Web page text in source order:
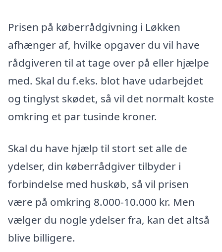
Prisen på køberrådgivning i Løkken
afhænger af, hvilke opgaver du vil have
rådgiveren til at tage over på eller hjælpe
med. Skal du f.eks. blot have udarbejdet
og tinglyst skødet, så vil det normalt koste
omkring et par tusinde kroner.
Skal du have hjælp til stort set alle de
ydelser, din køberrådgiver tilbyder i
forbindelse med huskøb, så vil prisen
være på omkring 8.000-10.000 kr. Men
vælger du nogle ydelser fra, kan det altså
blive billigere.